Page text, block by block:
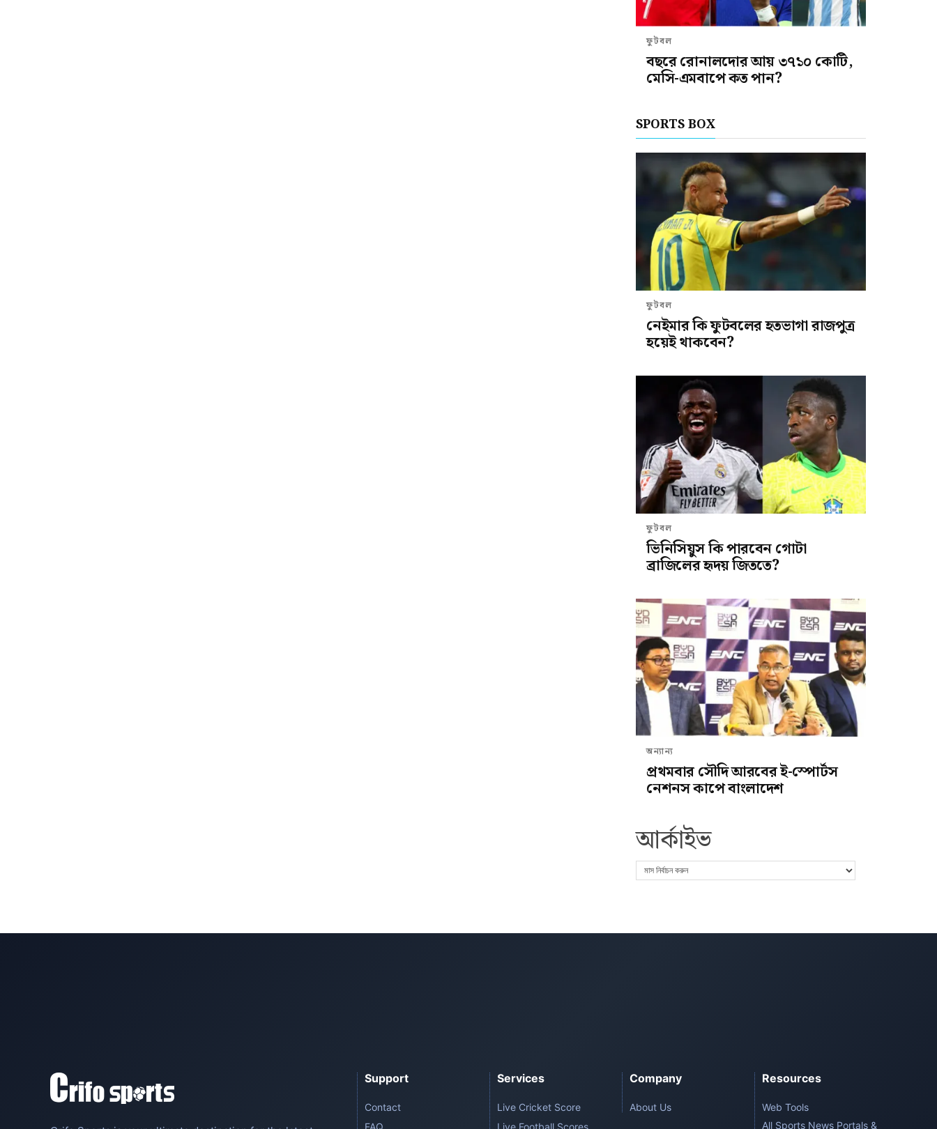
ফুটবল
বছরে রোনালদোর আয় ৩৭১০ কোটি,
মেসি-এমবাপে কত পান?
SPORTS BOX
ফুটবল
নেইমার কি ফুটবলের হতভাগা রাজপুত্র
হয়েই থাকবেন?
ফুটবল
ভিনিসিয়ুস কি পারবেন গোটা
ব্রাজিলের হৃদয় জিততে?
অন্যান্য
প্রথমবার সৌদি আরবের ই-স্পোর্টস
নেশনস কাপে বাংলাদেশ
আর্কাইভ
Support
Contact
FAQ
Services
Live Cricket Score
Live Football Scores
Company
About Us
Resources
Web Tools
All Sports News Portals &